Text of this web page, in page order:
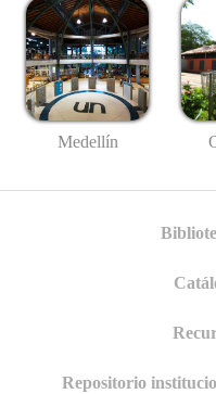
Medellín
Repositorio